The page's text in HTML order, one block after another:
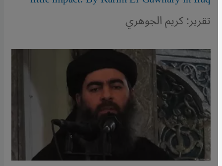
تقرير: كريم الجوهري